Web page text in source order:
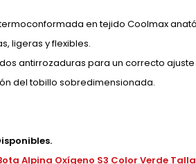
en tejido Coolmax
ligeras y flexibles.
antirrozaduras para un correcto ajuste
del tobillo sobredimensionada.
Alpina Oxígeno S3 Color Verde